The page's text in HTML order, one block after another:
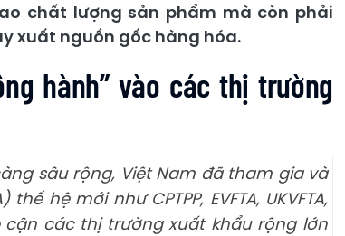
chất lượng sản phẩm mà còn phải
xuất nguồn gốc hàng hóa.
hành” vào các thị trường
sâu rộng, Việt Nam đã tham gia và
hệ mới như CPTPP, EVFTA, UKVFTA,
cận các thị trường xuất khẩu rộng lớn